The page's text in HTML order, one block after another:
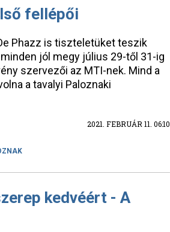
fellépői
Phazz is tiszteletüket teszik
jól megy július 29-től 31-ig
szervezői az MTI-nek. Mind a
a tavalyi Paloznaki
2021. FEBRUÁR 11. 06:10
kedvéért - A